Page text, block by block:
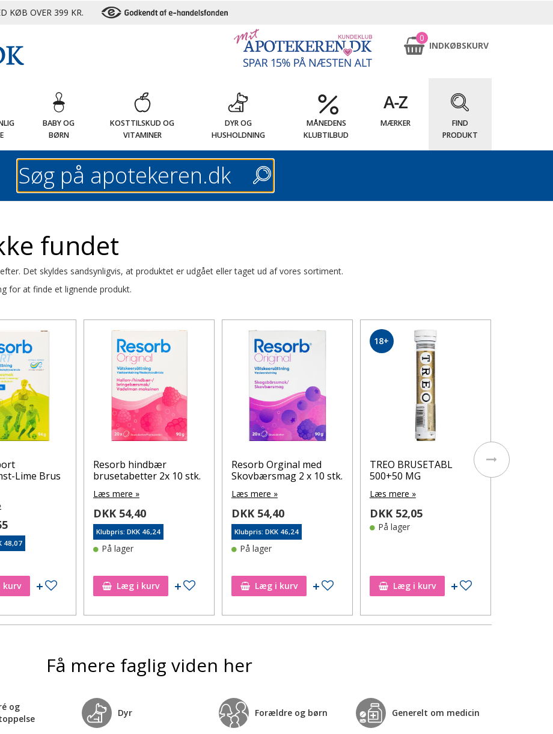
KØB OVER 399 KR.
0
INDKØBSKURV
BABY OG
BØRN
KOSTTILSKUD OG
VITAMINER
DYR OG
HUSHOLDNING
MÅNEDENS
KLUBTILBUD
MÆRKER
FIND
PRODUKT
Søg
fundet
Det skyldes sandsynligvis, at produktet er udgået eller taget ud af vores sortiment.
for at finde et lignende produkt.
Lime Brus
48,07
kurv Tilføj til ønskeseddel
Resorb hindbær
brusetabetter 2x 10 stk.
Læs mere »
DKK 54,40
Klubpris: DKK 46,24
På lager
Læg i kurv Tilføj til ønskeseddel
Resorb Orginal med
Skovbærsmag 2 x 10 stk.
Læs mere »
DKK 54,40
Klubpris: DKK 46,24
På lager
Læg i kurv Tilføj til ønskeseddel
18+
TREO BRUSETABL
500+50 MG
Læs mere »
DKK 52,05
På lager
Læg i kurv Tilføj til ønskeseddel
Få mere faglig viden her
og
Dyr Forældre og børn Generelt om medicin